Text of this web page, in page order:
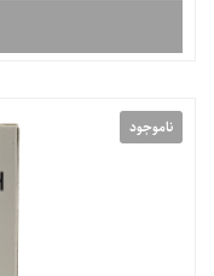
ناموجود